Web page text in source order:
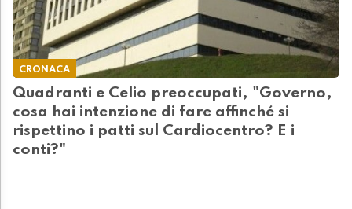
CRONACA
Quadranti e Celio preoccupati, "Governo,
cosa hai intenzione di fare affinché si
rispettino i patti sul Cardiocentro? E i
conti?"